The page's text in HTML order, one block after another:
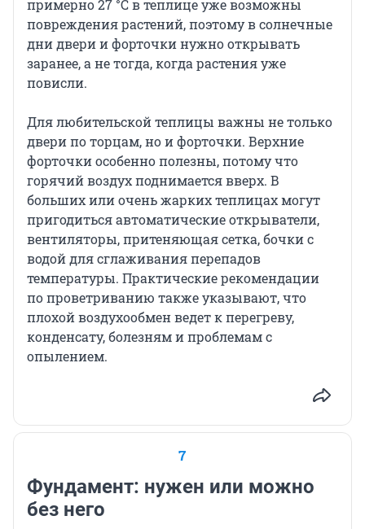
примерно 27 °C в теплице уже возможны
повреждения растений, поэтому в солнечные
дни двери и форточки нужно открывать
заранее, а не тогда, когда растения уже
повисли.
Для любительской теплицы важны не только
двери по торцам, но и форточки. Верхние
форточки особенно полезны, потому что
горячий воздух поднимается вверх. В
больших или очень жарких теплицах могут
пригодиться автоматические открыватели,
вентиляторы, притеняющая сетка, бочки с
водой для сглаживания перепадов
температуры. Практические рекомендации
по проветриванию также указывают, что
плохой воздухообмен ведет к перегреву,
конденсату, болезням и проблемам с
опылением.
7
Фундамент: нужен или можно
без него